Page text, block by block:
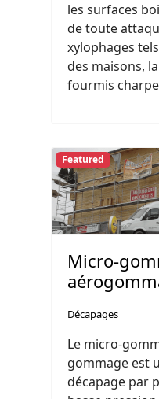
les surfaces
de toute
xylophages
des maisons,
fourmis
Featured
Micro-
Décapages
Le micro-
gommage est
décapage par